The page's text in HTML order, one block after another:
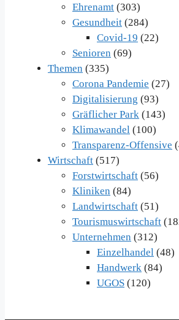
Ehrenamt (303)
Gesundheit (284)
Covid-19 (22)
Senioren (69)
Themen (335)
Corona Pandemie (27)
Digitalisierung (93)
Gräflicher Park (143)
Klimawandel (100)
Transparenz-Offensive
Wirtschaft (517)
Forstwirtschaft (56)
Kliniken (84)
Landwirtschaft (51)
Tourismuswirtschaft
Unternehmen (312)
Einzelhandel (48)
Handwerk (84)
UGOS (120)